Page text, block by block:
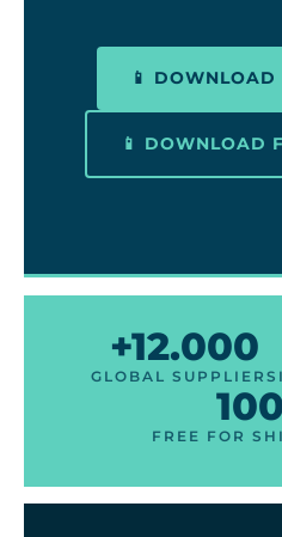
📱
📱 DOWNLOAD
+12.000
GLOBAL SUPPLIERS
FREE FOR